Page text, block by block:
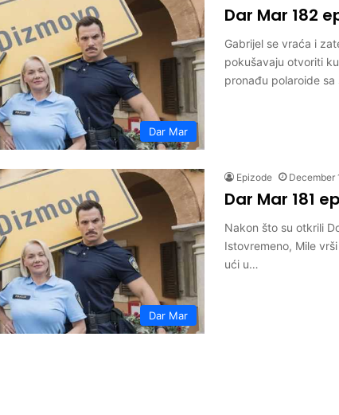
Dar Mar
Dar Mar 182
Gabrijel se vraća i
pokušavaju otvoriti
pronađu polaroide
Dar Mar
Epizode December
Dar Mar 181
Nakon što su otkrili
Istovremeno, Mile
ući u…